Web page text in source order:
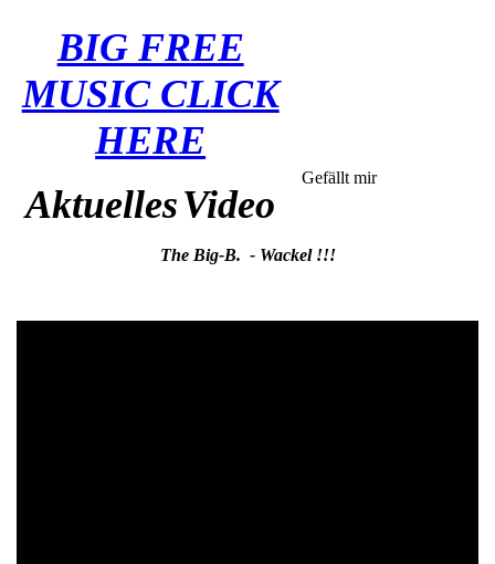
Gefällt mir
BIG FREE
MUSIC CLICK
HERE
AktuellesVideo
The Big-B. - Wackel !!!